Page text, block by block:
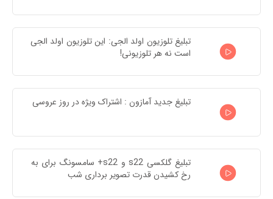
تبلیغ تلوزیون اولد الجی: این تلوزیون اولد الجی
است نه هر تلوزیونی!
تبلیغ جدید آمازون : اشتراک ویژه در روز عروسی
تبلیغ گلکسی s22 و s22+ سامسونگ برای به
رخ کشیدن قدرت تصویر برداری شب